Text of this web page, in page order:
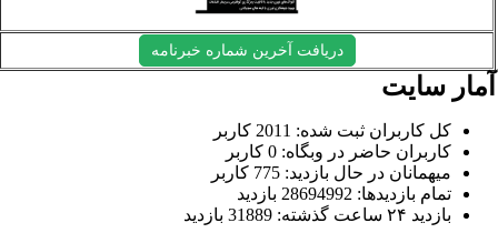
دریافت آخرین شماره خبرنامه
سایت
کل کاربران ثبت شده: 2011 کاربر
کاربران حاضر در وبگاه: 0 کاربر
میهمانان در حال بازدید: 775 کاربر
تمام بازدید‌ها: 28694992 بازدید
بازدید ۲۴ ساعت گذشته: 31889 بازدید